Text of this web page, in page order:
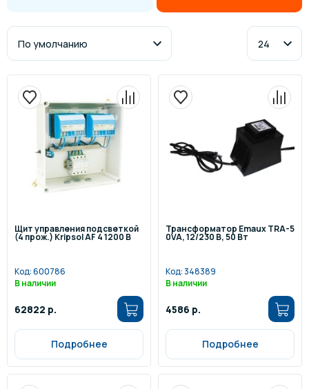
Щит управления подсветкой
(4 прож.) Кripsol AF 4 1200 В
Код:600786
В наличии
62822 р.
Подробнее
Трансформатор Emaux TRA-5
0VA, 12/230 В, 50 Вт
Код:348389
В наличии
4586 р.
Подробнее